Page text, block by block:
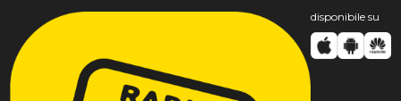
disponibile su